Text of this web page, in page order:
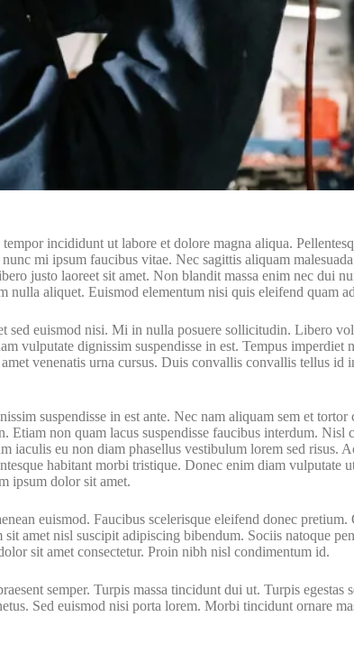
incididunt ut labore et dolore magna aliqua.
mi ipsum faucibus vitae. Nec sagittis aliquam
justo laoreet sit amet. Non blandit massa enim nec dui
nulla aliquet. Euismod elementum nisi quis eleifend quam
euismod nisi. Mi in nulla posuere sollicitudin. Libero
vulputate dignissim suspendisse in est. Tempus
venenatis urna cursus. Duis convallis convallis tellus
suspendisse in est ante. Nec nam aliquam sem et
Etiam non quam lacus suspendisse faucibus interdum.
iaculis eu non diam phasellus vestibulum lorem sed risus.
habitant morbi tristique. Donec enim diam vulputate
ipsum dolor sit amet.
euismod. Faucibus scelerisque eleifend donec
amet nisl suscipit adipiscing bibendum. Sociis natoque
sit amet consectetur. Proin nibh nisl condimentum id.
semper. Turpis massa tincidunt dui ut. Turpis
Sed euismod nisi porta lorem. Morbi tincidunt ornare